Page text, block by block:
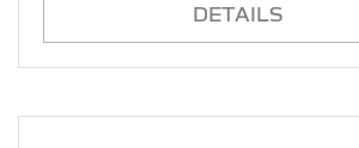
DETAILS